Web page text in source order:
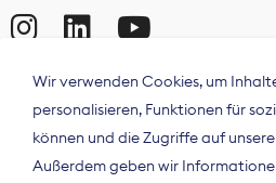
Wir verwenden Cookies, um
personalisieren, Funktionen für
können und die Zugriffe auf
Außerdem geben wir